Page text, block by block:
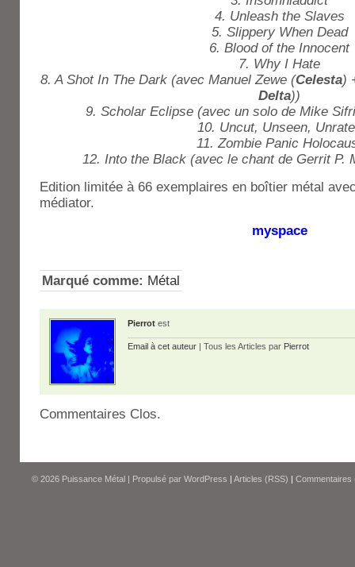
4. Unleash the Slaves
5. Slippery When Dead
6. Blood of the Innocent
7. Why I Hate
8. A Shot In The Dark (avec Manuel Zewe (Celesta)
Delta))
9. Scholar Eclipse (avec un solo de Mike
10. Uncut, Unseen,
11. Zombie Panic
12. Into the Black (avec le chant de Gerrit P.
Edition limitée à 66 exemplaires en boîtier métal
médiator.
myspace
Marqué comme: Métal
Pierrot est
Email à cet auteur | Tous les Articles par Pierrot
Commentaires Clos.
© 2026 Puissance Métal | Propulsé par WordPress | Articles (RSS) | Commentaires